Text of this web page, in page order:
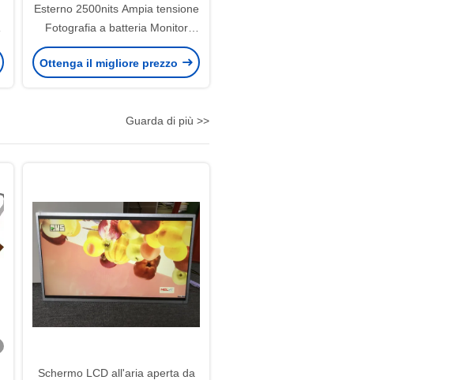
Esterno 2500nits Ampia tensione
Fotografia a batteria Monitor
esterno a contatto luminoso
Ottenga il migliore prezzo
Guarda di più >>
Schermo LCD all'aria aperta da